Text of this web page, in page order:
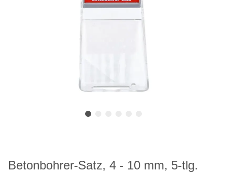
Betonbohrer-Satz, 4 - 10 mm, 5-tlg.